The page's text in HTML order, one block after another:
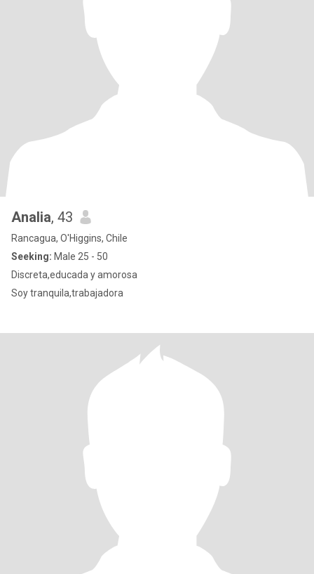
Analia, 43
Rancagua, O'Higgins, Chile
Seeking: Male 25 - 50
Discreta,educada y amorosa
Soy tranquila,trabajadora